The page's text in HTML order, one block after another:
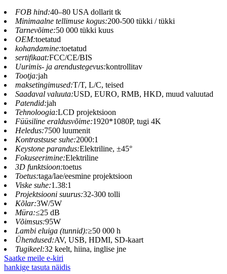
FOB hind:40–80 USA dollarit tk
Minimaalne tellimuse kogus:200-500 tükki / tükki
Tarnevõime:50 000 tükki kuus
OEM:toetatud
kohandamine:toetatud
sertifikaat:FCC/CE/BIS
Uurimis- ja arendustegevus:kontrollitav
Tootja:jah
maksetingimused:T/T, L/C, teised
Saadaval valuuta:USD, EURO, RMB, HKD, muud valuutad
Patendid:jah
Tehnoloogia:LCD projektsioon
Füüsiline eraldusvõime:1920*1080P, tugi 4K
Heledus:7500 luumenit
Kontrastsuse suhe:2000:1
Keystone parandus:Elektriline, ±45°
Fokuseerimine:Elektriline
3D funktsioon:toetus
Toetus:taga/lae/eesmine projektsioon
Viske suhe:1.38:1
Projektsiooni suurus:32-300 tolli
Kõlar:3W/5W
Müra:≤25 dB
Võimsus:95W
Lambi eluiga (tunnid):≥50 000 h
Ühendused:AV, USB, HDMI, SD-kaart
Tugikeel:32 keelt, hiina, inglise jne
Saatke meile e-kiri
hankige tasuta näidis